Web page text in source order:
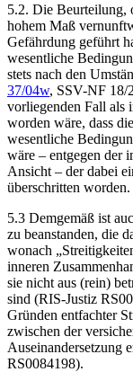
5.2. Die Beurteilung,
hohem Maß
Gefährdung geführt
wesentliche
stets nach den
37/04w, SSV-NF 18/
vorliegenden Fall als
worden wäre, dass
wesentliche
wäre – entgegen der
Ansicht – der dabei
überschritten worden.
5.3 Demgemäß ist
zu beanstanden, die
wonach
inneren
sie nicht aus (rein)
sind (RIS-Justiz
Gründen entfachter
zwischen der
Auseinandersetzung
RS0084198).